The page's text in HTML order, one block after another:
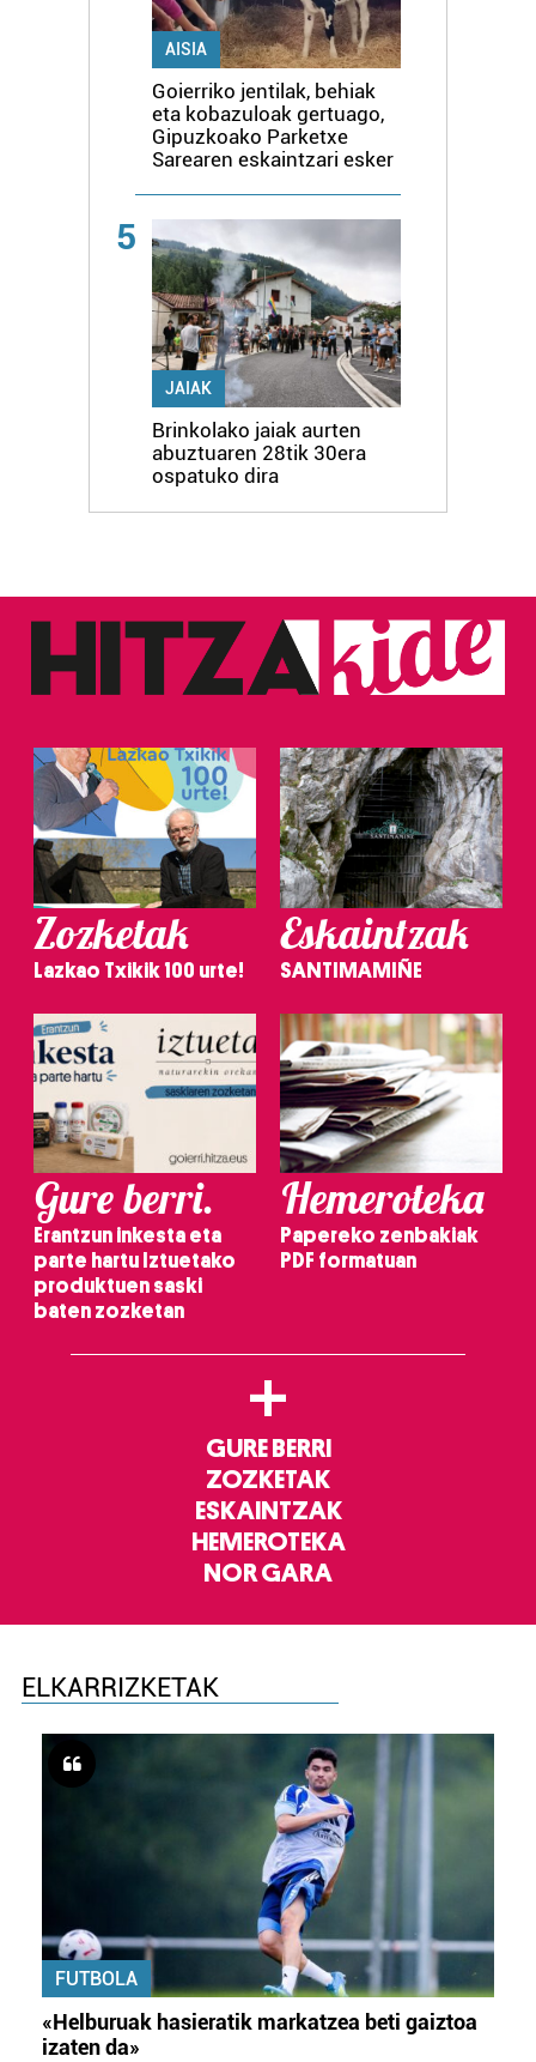
AISIA
Goierriko jentilak, behiak
eta kobazuloak gertuago,
Gipuzkoako Parketxe
Sarearen eskaintzari esker
5
JAIAK
Brinkolako jaiak aurten
abuztuaren 28tik 30era
ospatuko dira
Zozketak
Lazkao Txikik 100 urte!
Eskaintzak
SANTIMAMIÑE
Gure berri.
Erantzun inkesta eta
parte hartu Iztuetako
produktuen saski
baten zozketan
Hemeroteka
Papereko zenbakiak
PDF formatuan
+
GURE BERRI
ZOZKETAK
ESKAINTZAK
HEMEROTEKA
NOR GARA
ELKARRIZKETAK
FUTBOLA
«Helburuak hasieratik markatzea beti gaiztoa
izaten da»